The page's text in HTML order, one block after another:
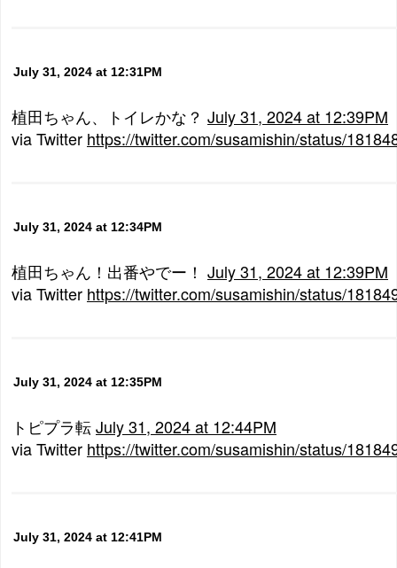
July 31, 2024 at 12:31PM
植田ちゃん、トイレかな？ July 31, 2024 at 12:39PM
via Twitter https://twitter.com/susamishin/status/
July 31, 2024 at 12:34PM
植田ちゃん！出番やでー！ July 31, 2024 at 12:39PM
via Twitter https://twitter.com/susamishin/status/
July 31, 2024 at 12:35PM
トピプラ転July 31, 2024 at 12:44PM
via Twitter https://twitter.com/susamishin/status/
July 31, 2024 at 12:41PM